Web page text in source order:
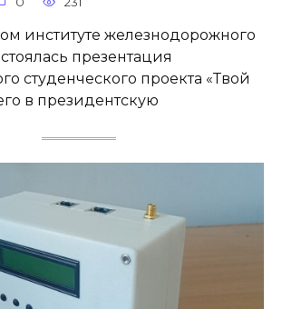
институте железнодорожного
презентация
студенческого проекта «Твой
в президентскую